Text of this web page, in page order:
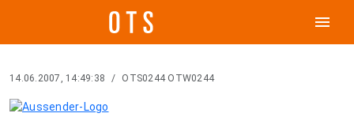
menu
14.06.2007, 14:49:38 / OTS0244 OTW0244